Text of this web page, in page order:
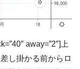
away=”2″]上
し掛かる前からロ